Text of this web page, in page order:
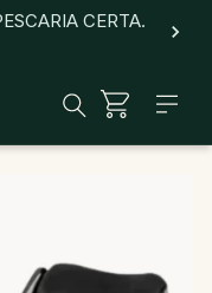
CERTA.